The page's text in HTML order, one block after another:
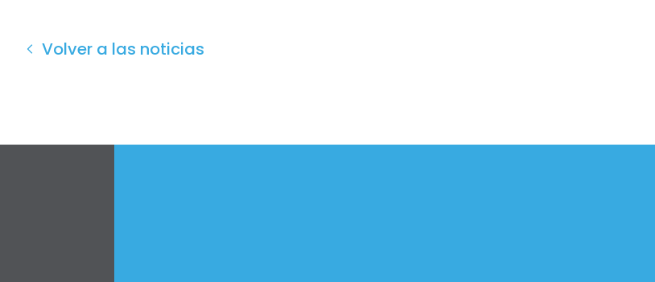
Volver a las noticias